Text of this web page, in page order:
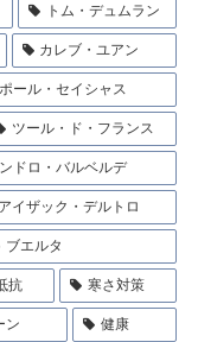
トム・デュムラン
カレブ・ユアン
ポール・セイシャス
ツール・ド・フランス
ドロ・バルベルデ
アイザック・デルトロ
ブエルタ
抗 寒さ対策
ン 健康